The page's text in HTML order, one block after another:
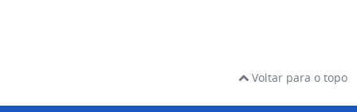
Voltar para o topo